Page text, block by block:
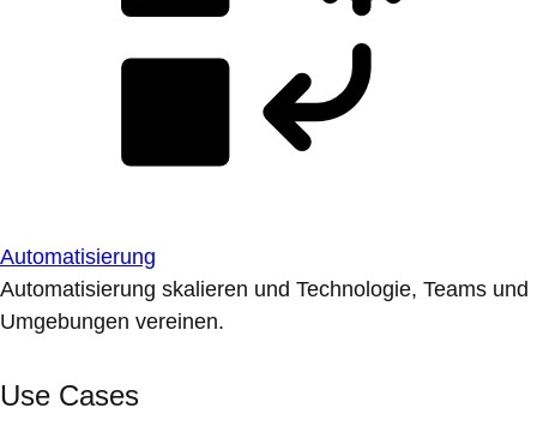
Automatisierung
Automatisierung skalieren und Technologie, Teams und
Umgebungen vereinen.
Use Cases